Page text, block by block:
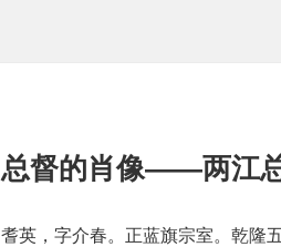
总督的肖像——两江
耆英，字介春。正蓝旗宗室。乾隆